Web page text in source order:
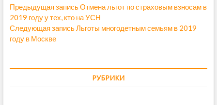
Н
а
в
г
а
Предыдущая записьП
р
е
у
Отмена льгот по страховым взносам в
2019 году у тех, кто на УСН
Следующая записьС
у
Льготы многодетным семьям в 2019
году в Москве
РУБРИКИ